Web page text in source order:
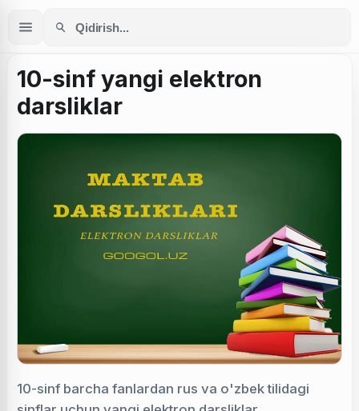
10-sinf yangi elektron
darsliklar
10-sinf barcha fanlardan rus va o'zbek tilidagi